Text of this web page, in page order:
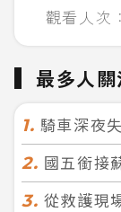
觀看人次
最多人關
1. 騎車深夜失聯
2. 國五銜接蘇花改
3. 從救護現場到